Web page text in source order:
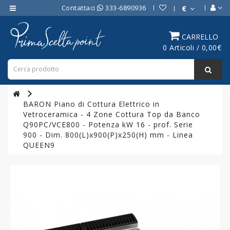
Contattaci 333-6890936 €
CARRELLO
0 Articoli / 0,00€
Category
ATTREZZATURE
BAR
ATTREZZATURE
PROFESSIONALI
CUCINA
LINEA
BARON Piano di Cottura Elettrico in
Vetroceramica - 4 Zone Cottura Top da Banco
Q90PC/VCE800 - Potenza kW 16 - prof. Serie
900 - Dim. 800(L)x900(P)x250(H) mm - Linea
QUEEN9